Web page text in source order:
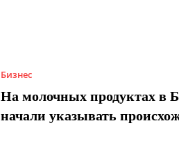
Бизнес
На молочных продуктах в
начали указывать